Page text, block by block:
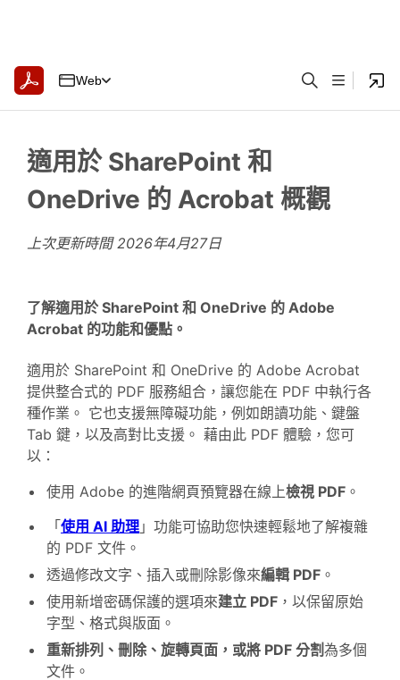
Web
適用於 SharePoint 和
OneDrive 的 Acrobat 概觀
上次更新時間2026年4月27日
了解適用於 SharePoint 和 OneDrive 的 Adobe
Acrobat 的功能和優點。
適用於 SharePoint 和 OneDrive 的 Adobe Acrobat
提供整合式的 PDF 服務組合，讓您能在 PDF 中執行各
種作業。 它也支援無障礙功能，例如朗讀功能、鍵盤
Tab 鍵，以及高對比支援。 藉由此 PDF 體驗，您可
以：
使用 Adobe 的進階網頁預覽器在線上檢視 PDF 。
「使用 AI 助理 」功能可協助您快速輕鬆地了解複雜
的 PDF 文件。
透過修改文字、插入或刪除影像來編輯 PDF 。
使用新增密碼保護的選項來建立 PDF ，以保留原始
字型、格式與版面。
重新排列、刪除、旋轉頁面，或將 PDF 分割為多個
文件。